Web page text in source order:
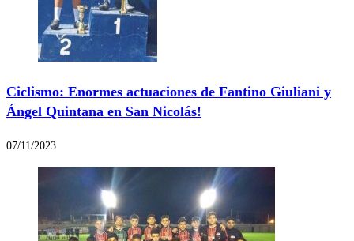
Ciclismo: Enormes actuaciones de Fantino Giuliani y
Ángel Quintana en San Nicolás!
07/11/2023